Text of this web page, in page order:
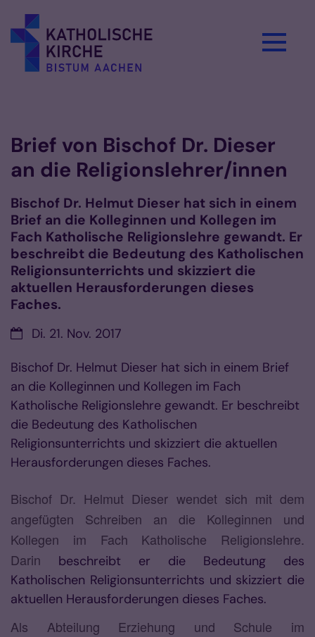
Brief von Bischof Dr. Dieser
an die Religionslehrer/innen
Bischof Dr. Helmut Dieser hat sich in einem
Brief an die Kolleginnen und Kollegen im
Fach Katholische Religionslehre gewandt. Er
beschreibt die Bedeutung des Katholischen
Religionsunterrichts und skizziert die
aktuellen Herausforderungen dieses
Faches.
Datum:Di. 21. Nov. 2017
Bischof Dr. Helmut Dieser hat sich in einem Brief
an die Kolleginnen und Kollegen im Fach
Katholische Religionslehre gewandt. Er beschreibt
die Bedeutung des Katholischen
Religionsunterrichts und skizziert die aktuellen
Herausforderungen dieses Faches.
Bischof Dr. Helmut Dieser wendet sich mit dem
angefügten Schreiben an die Kolleginnen und
Kollegen im Fach Katholische Religionslehre.
Darin beschreibt er die Bedeutung des
Katholischen Religionsunterrichts und skizziert die
aktuellen Herausforderungen dieses Faches.
Als Abteilung Erziehung und Schule im